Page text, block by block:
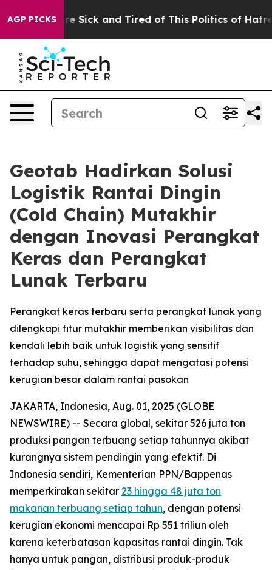
AGP PICKSAre Sick and Tired of This Politics of Hatred”
Geotab Hadirkan Solusi
Logistik Rantai Dingin
(Cold Chain) Mutakhir
dengan Inovasi Perangkat
Keras dan Perangkat
Lunak Terbaru
Perangkat keras terbaru serta perangkat lunak yang
dilengkapi fitur mutakhir memberikan visibilitas dan
kendali lebih baik untuk logistik yang sensitif
terhadap suhu, sehingga dapat mengatasi potensi
kerugian besar dalam rantai pasokan
JAKARTA, Indonesia, Aug. 01, 2025 (GLOBE
NEWSWIRE) -- Secara global, sekitar 526 juta ton
produksi pangan terbuang setiap tahunnya akibat
kurangnya sistem pendingin yang efektif. Di
Indonesia sendiri, Kementerian PPN/Bappenas
memperkirakan sekitar 23 hingga 48 juta ton
makanan terbuang setiap tahun, dengan potensi
kerugian ekonomi mencapai Rp 551 triliun oleh
karena keterbatasan kapasitas rantai dingin. Tak
hanya untuk pangan, distribusi produk-produk